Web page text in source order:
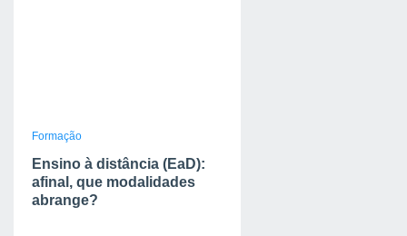
Formação
Ensino à distância (EaD):
afinal, que modalidades
abrange?